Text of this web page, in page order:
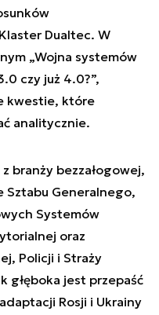
Dualtec. W
„Wojna systemów
czy już 4.0?”,
kwestie, które
analitycznie.
branży bezzałogowej,
Sztabu Generalnego,
Systemów
oraz
Policji i Straży
głęboka jest przepaść
Rosji i Ukrainy